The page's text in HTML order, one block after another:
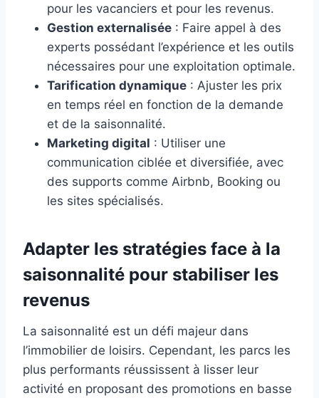
pour les vacanciers et pour les revenus.
Gestion externalisée : Faire appel à des
experts possédant l’expérience et les outils
nécessaires pour une exploitation optimale.
Tarification dynamique : Ajuster les prix
en temps réel en fonction de la demande
et de la saisonnalité.
Marketing digital : Utiliser une
communication ciblée et diversifiée, avec
des supports comme Airbnb, Booking ou
les sites spécialisés.
Adapter les stratégies face à la
saisonnalité pour stabiliser les
revenus
La saisonnalité est un défi majeur dans
l’immobilier de loisirs. Cependant, les parcs les
plus performants réussissent à lisser leur
activité en proposant des promotions en basse